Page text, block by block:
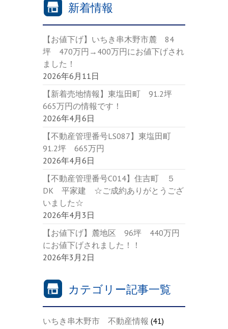
新着情報
【お値下げ】いちき串木野市麓 84
坪 470万円→400万円にお値下げされ
ました！
2026年6月11日
【新着売地情報】東塩田町 91.2坪
665万円の情報です！
2026年4月6日
【不動産管理番号LS087】東塩田町
91.2坪 665万円
2026年4月6日
【不動産管理番号C014】住吉町 ５
DK 平家建 ☆ご成約ありがとうござ
いました☆
2026年4月3日
【お値下げ】麓地区 96坪 440万円
にお値下げされました！！
2026年3月2日
カテゴリー記事一覧
いちき串木野市 不動産情報 (41)